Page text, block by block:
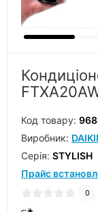
Код товару:
Виробник:
Серiя: STYLISH
Прайс
0